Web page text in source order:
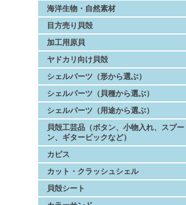
海洋生物・自然素材
目方売り貝殻
加工用原貝
ヤドカリ向け貝殻
シェルパーツ（形から選ぶ）
シェルパーツ（貝種から選ぶ）
シェルパーツ（用途から選ぶ）
貝殻工芸品（ボタン、小物入れ、スプー
ン、ギターピックなど）
カピス
カット・クラッシュシェル
貝殻シート